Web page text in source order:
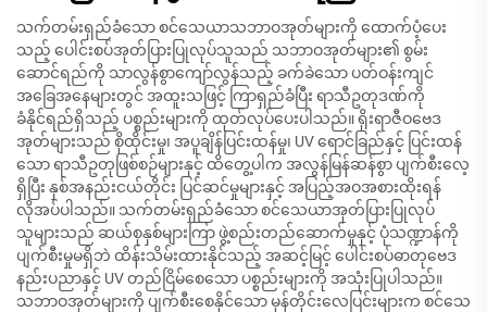
သက်တမ်းရှည်ခံသော စင်သေယာသဘာဝအုတ်များကို ထောက်ပံ့ပေး
သည့် ပေါင်းစပ်အုတ်ပြားပြုလုပ်သူသည် သဘာဝအုတ်များ၏ စွမ်း
ဆောင်ရည်ကို သာလွန်စွာကျော်လွန်သည့် ခက်ခဲသော ပတ်ဝန်းကျင်
အခြေအနေများတွင် အထူးသဖြင့် ကြာရှည်ခံပြီး ရာသီဥတုဒဏ်ကို
ခံနိုင်ရည်ရှိသည့် ပစ္စည်းများကို ထုတ်လုပ်ပေးပါသည်။ ရိုးရာဇီဝဗေဒ
အုတ်များသည် စိုထိုင်းမှု၊ အပူချိန်ပြင်းထန်မှု၊ UV ရောင်ခြည်နှင့် ပြင်းထန်
သော ရာသီဥတုဖြစ်စဉ်များနှင့် ထိတွေ့ပါက အလွန်မြန်ဆန်စွာ ပျက်စီးလေ့
ရှိပြီး နှစ်အနည်းငယ်တိုင်း ပြင်ဆင်မှုများနှင့် အပြည့်အဝအစားထိုးရန်
လိုအပ်ပါသည်။ သက်တမ်းရှည်ခံသော စင်သေယာအုတ်ပြားပြုလုပ်
သူများသည် ဆယ်စုနှစ်များကြာ ဖွဲ့စည်းတည်ဆောက်မှုနှင့် ပုံသဏ္ဍာန်ကို
ပျက်စီးမှုမရှိဘဲ ထိန်းသိမ်းထားနိုင်သည့် အဆင့်မြင့် ပေါင်းစပ်ဓာတုဗေဒ
နည်းပညာနှင့် UV တည်ငြိမ်စေသော ပစ္စည်းများကို အသုံးပြုပါသည်။
သဘာဝအုတ်များကို ပျက်စီးစေနိုင်သော မုန်တိုင်းလေပြင်းများက စင်သေ